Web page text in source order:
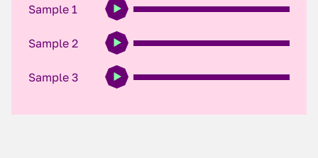
Sample 1
Sample 2
Sample 3